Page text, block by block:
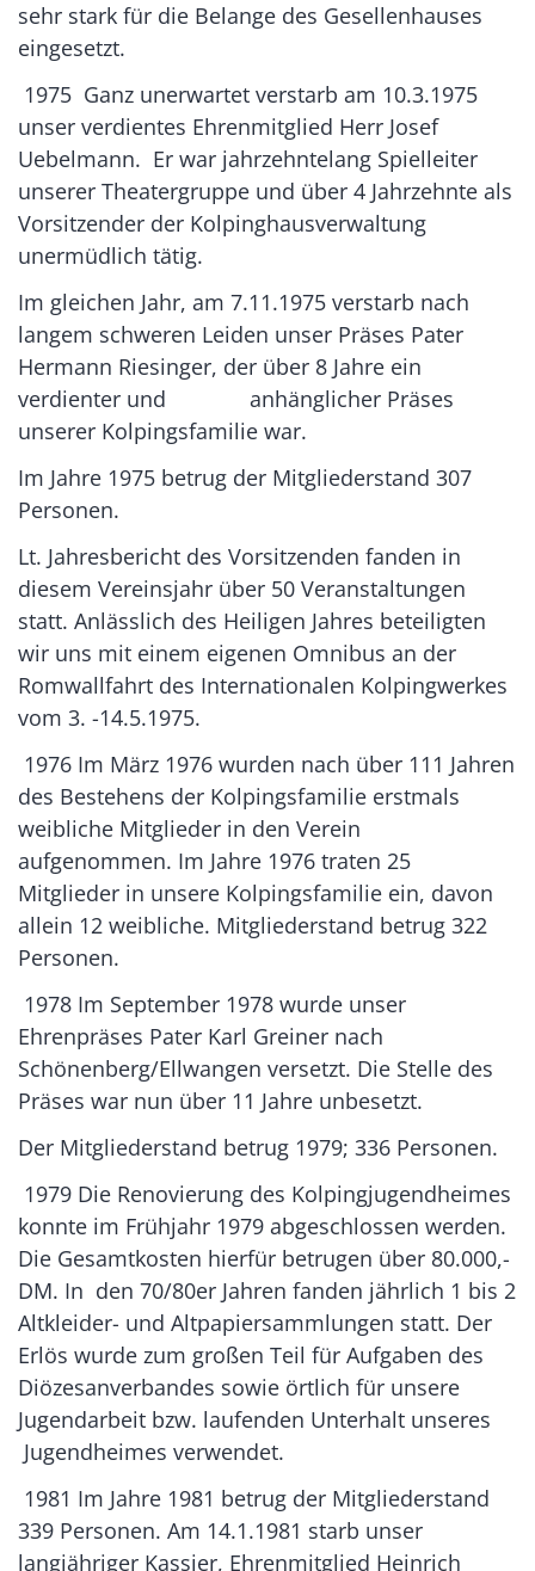
sehr stark für die Belange des Gesellenhauses
eingesetzt.
1975 Ganz unerwartet verstarb am 10.3.1975
unser verdientes Ehrenmitglied Herr Josef
Uebelmann. Er war jahrzehntelang Spielleiter
unserer Theatergruppe und über 4 Jahrzehnte als
Vorsitzender der Kolpinghausverwaltung
unermüdlich tätig.
Im gleichen Jahr, am 7.11.1975 verstarb nach
langem schweren Leiden unser Präses Pater
Hermann Riesinger, der über 8 Jahre ein
verdienter und anhänglicher Präses
unserer Kolpingsfamilie war.
Im Jahre 1975 betrug der Mitgliederstand 307
Personen.
Lt. Jahresbericht des Vorsitzenden fanden in
diesem Vereinsjahr über 50 Veranstaltungen
statt. Anlässlich des Heiligen Jahres beteiligten
wir uns mit einem eigenen Omnibus an der
Romwallfahrt des Internationalen Kolpingwerkes
vom 3. -14.5.1975.
1976 Im März 1976 wurden nach über 111 Jahren
des Bestehens der Kolpingsfamilie erstmals
weibliche Mitglieder in den Verein
aufgenommen. Im Jahre 1976 traten 25
Mitglieder in unsere Kolpingsfamilie ein, davon
allein 12 weibliche. Mitgliederstand betrug 322
Personen.
1978 Im September 1978 wurde unser
Ehrenpräses Pater Karl Greiner nach
Schönenberg/Ellwangen versetzt. Die Stelle des
Präses war nun über 11 Jahre unbesetzt.
Der Mitgliederstand betrug 1979; 336 Personen.
1979 Die Renovierung des Kolpingjugendheimes
konnte im Frühjahr 1979 abgeschlossen werden.
Die Gesamtkosten hierfür betrugen über 80.000,-
DM. In den 70/80er Jahren fanden jährlich 1 bis 2
Altkleider- und Altpapiersammlungen statt. Der
Erlös wurde zum großen Teil für Aufgaben des
Diözesanverbandes sowie örtlich für unsere
Jugendarbeit bzw. laufenden Unterhalt unseres
Jugendheimes verwendet.
1981 Im Jahre 1981 betrug der Mitgliederstand
339 Personen. Am 14.1.1981 starb unser
langjähriger Kassier, Ehrenmitglied Heinrich